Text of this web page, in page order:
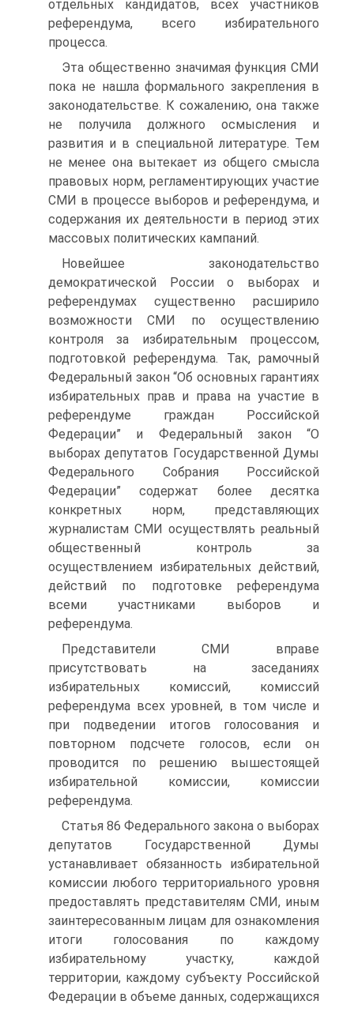
отдельных кандидатов, всех участников
референдума, всего избирательного
процесса.
Эта общественно значимая функция СМИ
пока не нашла формального закрепления в
законодательстве. К сожалению, она также
не получила должного осмысления и
развития и в специальной литературе. Тем
не менее она вытекает из общего смысла
правовых норм, регламентирующих участие
СМИ в процессе выборов и референдума, и
содержания их деятельности в период этих
массовых политических кампаний.
Новейшее законодательство
демократической России о выборах и
референдумах существенно расширило
возможности СМИ по осуществлению
контроля за избирательным процессом,
подготовкой референдума. Так, рамочный
Федеральный закон “Об основных гарантиях
избирательных прав и права на участие в
референдуме граждан Российской
Федерации” и Федеральный закон “О
выборах депутатов Государственной Думы
Федерального Собрания Российской
Федерации” содержат более десятка
конкретных норм, представляющих
журналистам СМИ осуществлять реальный
общественный контроль за
осуществлением избирательных действий,
действий по подготовке референдума
всеми участниками выборов и
референдума.
Представители СМИ вправе
присутствовать на заседаниях
избирательных комиссий, комиссий
референдума всех уровней, в том числе и
при подведении итогов голосования и
повторном подсчете голосов, если он
проводится по решению вышестоящей
избирательной комиссии, комиссии
референдума.
Статья 86 Федерального закона о выборах
депутатов Государственной Думы
устанавливает обязанность избирательной
комиссии любого территориального уровня
предоставлять представителям СМИ, иным
заинтересованным лицам для ознакомления
итоги голосования по каждому
избирательному участку, каждой
территории, каждому субъекту Российской
Федерации в объеме данных, содержащихся